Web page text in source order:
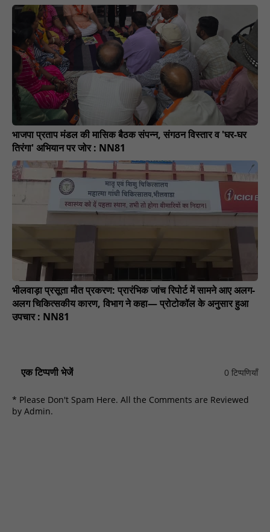
भाजपा प्रताप मंडल की मासिक बैठक संपन्न, संगठन विस्तार व 'घर-घर
तिरंगा' अभियान पर जोर : NN81
भीलवाड़ा प्रसूता मौत प्रकरण: प्रारंभिक जांच रिपोर्ट में सामने आए अलग-
अलग चिकित्सकीय कारण, विभाग ने कहा— प्रोटोकॉल के अनुसार हुआ
उपचार : NN81
एक टिप्पणी भेजें 0 टिप्पणियाँ
* Please Don't Spam Here. All the Comments are Reviewed
by Admin.